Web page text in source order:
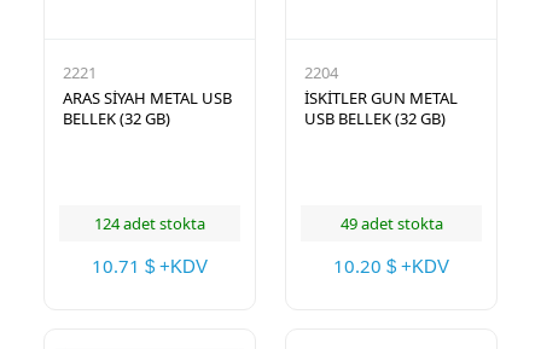
2221
ARAS SİYAH METAL USB
BELLEK (32 GB)
124 adet stokta
10.71 $ +KDV
2204
İSKİTLER GUN METAL
USB BELLEK (32 GB)
49 adet stokta
10.20 $ +KDV